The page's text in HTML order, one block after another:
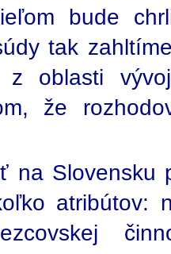
bude
tak
z oblasti
že
na Slovensku
atribútov: